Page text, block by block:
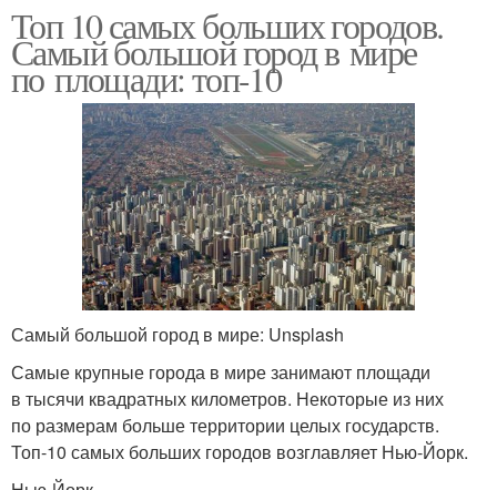
Топ 10 самых больших городов.
Самый большой город в мире
по площади: топ-10
Самый большой город в мире: Unsplash
Самые крупные города в мире занимают площади
в тысячи квадратных километров. Некоторые из них
по размерам больше территории целых государств.
Топ-10 самых больших городов возглавляет Нью-Йорк.